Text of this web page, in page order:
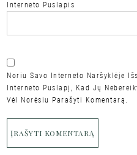
Interneto Puslapis
Noriu Savo Interneto Naršyklėje
Interneto Puslapį, Kad Jų
Vėl Norėsiu Parašyti Komentarą.